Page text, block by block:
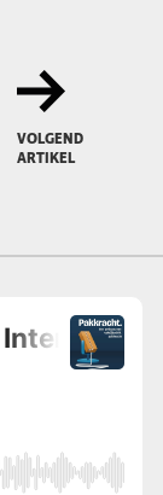
VOLGEND
ARTIKEL